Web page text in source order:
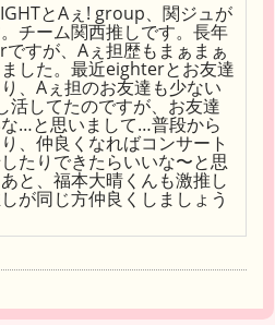
とAぇ! group、関ジュが
チーム関西推しです。長年
すが、Aぇ担歴もまぁまぁ
した。最近eighterとお友達
、Aぇ担のお友達も少ない
活してたのですが、お友達
…と思いまして…普段から
、仲良くなればコンサート
たりできたらいいな〜と思
と、福本大晴くんも激推し
が同じ方仲良くしましょう